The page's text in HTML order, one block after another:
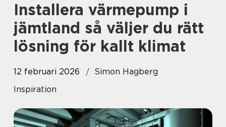
Installera värmepump i
jämtland så väljer du rätt
lösning för kallt klimat
12 februari 2026
Simon Hagberg
Inspiration